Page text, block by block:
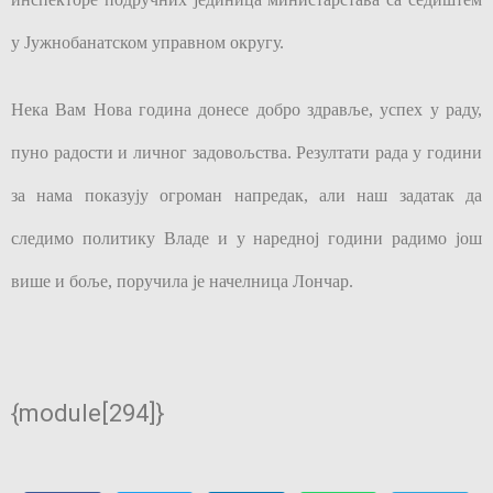
у Јужнобанатском управном округу.
Нека Вам Нова година донесе добро здравље, успех у раду,
пуно радости и личног задовољства. Резултати рада у години
за нама показују огроман напредак, али наш задатак да
следимо политику Владе и у наредној години радимо још
више и боље, поручила је начелница Лончар.
{module[294]}